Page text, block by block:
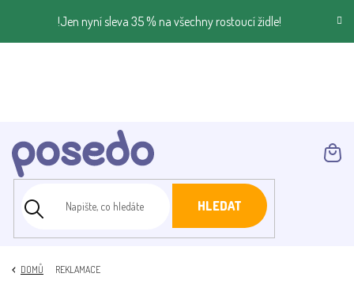
!Jen nyní sleva 35 % na všechny rostoucí židle!
HLEDAT
DOMŮ REKLAMACE